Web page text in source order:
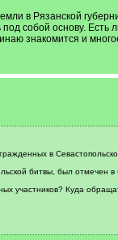
в Рязанской
под собой основу.
знакомится и
в
битвы, был отмечен
участников? Куда